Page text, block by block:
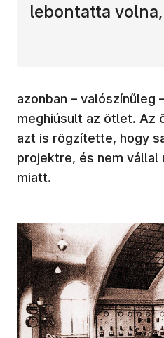
lebontatta volna,
azonban – valószínűleg
meghiúsult az ötlet. Az
azt is rögzítette, hogy
projektre, és nem vállal
miatt.